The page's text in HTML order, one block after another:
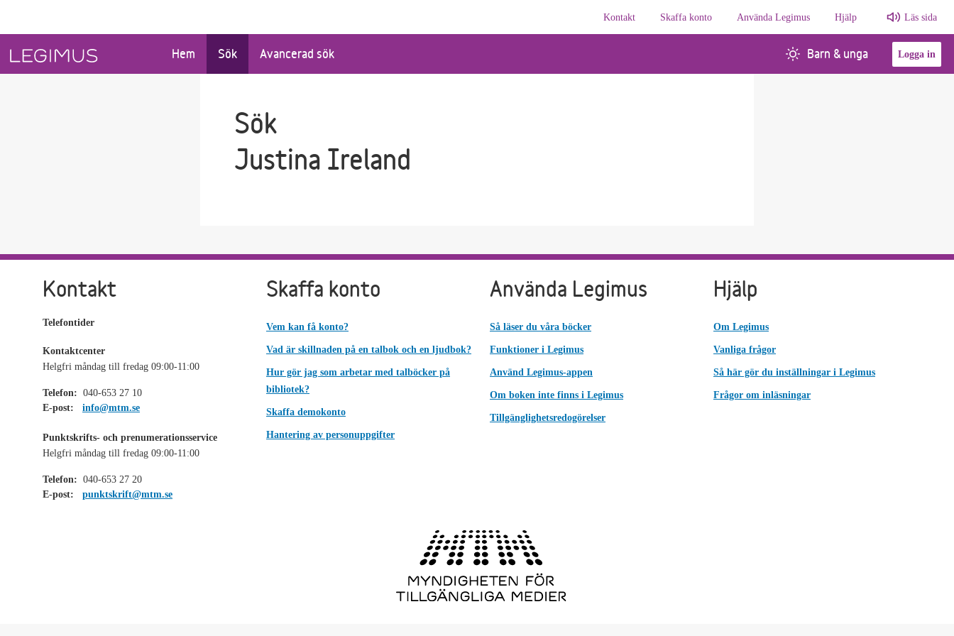
Kontakt
Skaffa konto Använda Legimus Hjälp Läs sida
Hem Sök Avancerad sök Barn & unga Logga in
Sök
Justina Ireland
Kontakt
Telefontider
Kontaktcenter
Helgfri måndag till fredag 09:00-11:00
Telefon: 040-653 27 10
E-post:
info@mtm.se
Punktskrifts- och prenumerationsservice
Helgfri måndag till fredag 09:00-11:00
Telefon: 040-653 27 20
E-post:
punktskrift@mtm.se
Skaffa konto
Vem kan få konto?
Vad är skillnaden på en talbok och en ljudbok?
Hur gör jag som arbetar med talböcker på
bibliotek?
Skaffa demokonto
Hantering av personuppgifter
Använda Legimus
Så läser du våra böcker
Funktioner i Legimus
Använd Legimus-appen
Om boken inte finns i Legimus
Tillgänglighetsredogörelser
Hjälp
Om Legimus
Vanliga frågor
Så här gör du inställningar i Legimus
Frågor om inläsningar